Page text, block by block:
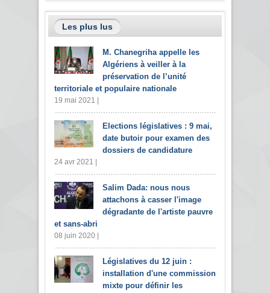
Les plus lus
M. Chanegriha appelle les
Algériens à veiller à la
préservation de l’unité
territoriale et populaire nationale
19 mai 2021 |
Elections législatives : 9 mai,
date butoir pour examen des
dossiers de candidature
24 avr 2021 |
Salim Dada: nous nous
attachons à casser l'image
dégradante de l'artiste pauvre
et sans-abri
08 juin 2020 |
Législatives du 12 juin :
installation d'une commission
mixte pour définir les